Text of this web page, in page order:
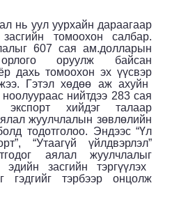
нь уул уурхайн дараагаар
томоохон салбар.
607 сая ам.долларын
оруулж байсан
дахь томоохон эх үүсвэр
Гэтэл хөдөө аж ахуйн
нийтдээ 283 сая
экспорт хийдэг талаар
жуулчлалын зөвлөлийн
тодотголоо. Эндээс“Үл
“Утаагүй үйлдвэрлэл”
дог аялал жуулчлалыг
засгийн тэргүүлэх
гэдгийг тэрбээр онцолж